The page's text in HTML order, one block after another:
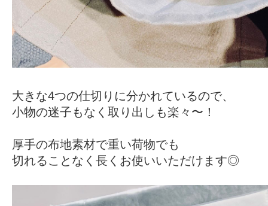
大きな4つの仕切りに分かれているので、
小物の迷子もなく取り出しも楽々〜！
厚手の布地素材で重い荷物でも
切れることなく長くお使いいただけます◎